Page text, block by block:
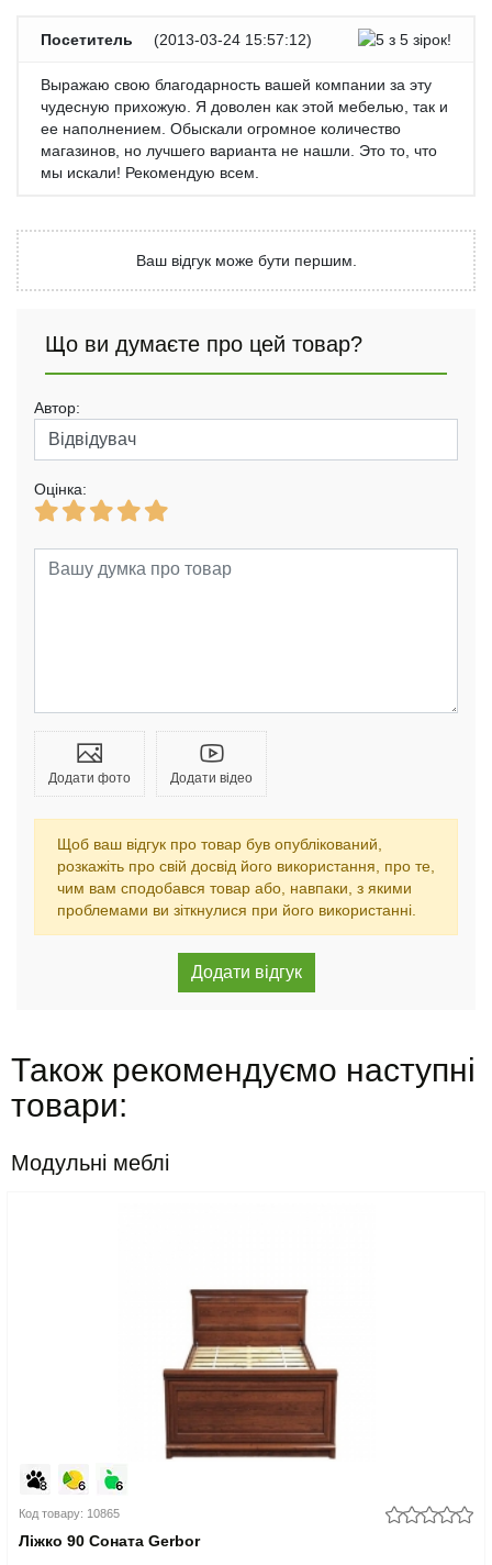
Посетитель (2013-03-24 15:57:12)
Выражаю свою благодарность вашей компании за эту
чудесную прихожую. Я доволен как этой мебелью, так и
ее наполнением. Обыскали огромное количество
магазинов, но лучшего варианта не нашли. Это то, что
мы искали! Рекомендую всем.
Ваш відгук може бути першим.
Що ви думаєте про цей товар?
Автор:
Оцінка:
Додати фото Додати відео
Щоб ваш відгук про товар був опублікований,
розкажіть про свій досвід його використання, про те,
чим вам сподобався товар або, навпаки, з якими
проблемами ви зіткнулися при його використанні.
Також рекомендуємо наступні
товари:
Модульні меблі
Код товару: 10865
Ліжко 90 Соната Gerbor